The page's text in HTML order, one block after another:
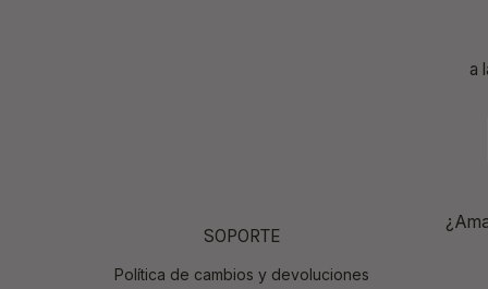
a
SOPORTE
Política de cambios y devoluciones